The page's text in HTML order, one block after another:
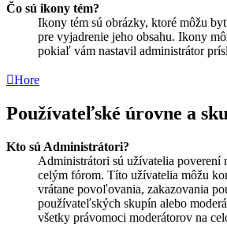
Čo sú ikony tém?
Ikony tém sú obrázky, ktoré môžu
pre vyjadrenie jeho obsahu. Ikony
pokiaľ vám nastavil administrátor
Hore
Používateľské úrovne a
Kto sú Administrátori?
Administrátori sú užívatelia poverení
celým fórom. Títo užívatelia môžu
vrátane povoľovania, zakazovania
používateľských skupín alebo
všetky právomoci moderátorov na